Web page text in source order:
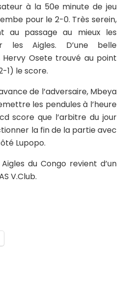
à la 50e minute de jeu
pour le 2-0. Très serein,
au passage au mieux les
les Aigles. D’une belle
Osete trouvé au point
1) le score.
de l’adversaire, Mbeya
les pendules à l’heure
score que l’arbitre du jour
la fin de la partie avec
Lupopo.
du Congo revient d’un
V.Club.